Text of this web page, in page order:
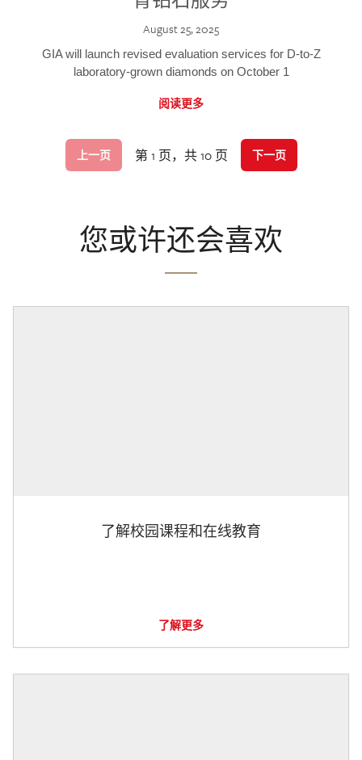
August 25, 2025
GIA will launch revised evaluation services for D-to-Z
laboratory-grown diamonds on October 1
阅读更多
上一页 第 1 页，共 10 页 下一页
您或许还会喜欢
了解校园课程和在线教育
了解更多